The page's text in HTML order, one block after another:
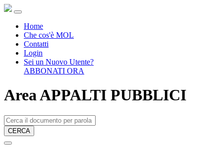
Home
Che cos'è MOL
Contatti
Login
Sei un Nuovo Utente?
ABBONATI ORA
Area APPALTI PUBBLICI
CERCA